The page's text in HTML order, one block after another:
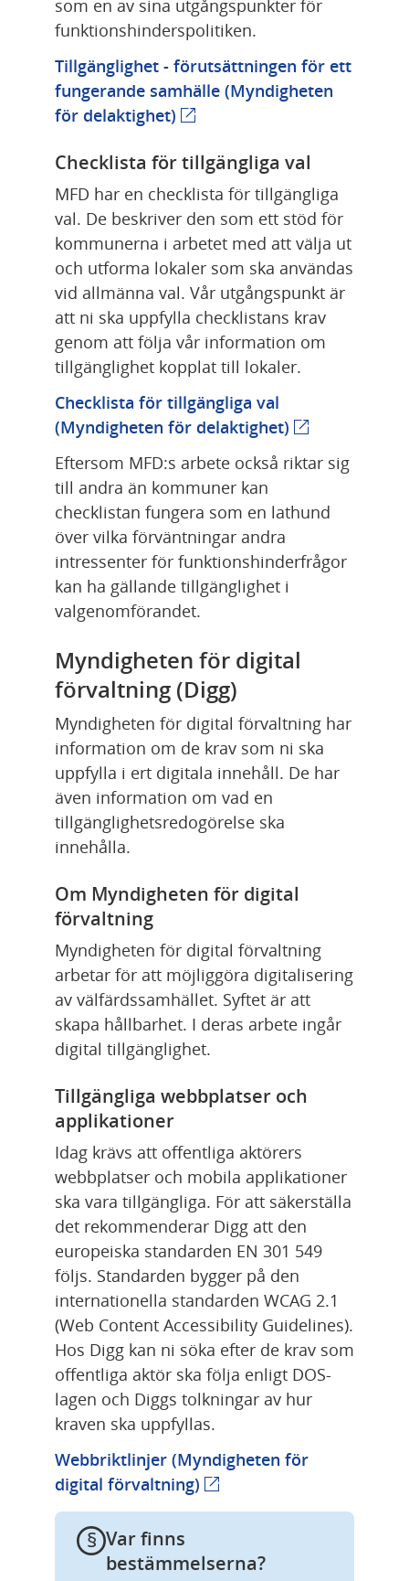
som en av sina utgångspunkter för
funktionshinderspolitiken.
Tillgänglighet - förutsättningen för ett
fungerande samhälle (Myndigheten
för delaktighet) Länk till annan webbplats.
Checklista för tillgängliga val
MFD har en checklista för tillgängliga
val. De beskriver den som ett stöd för
kommunerna i arbetet med att välja ut
och utforma lokaler som ska användas
vid allmänna val. Vår utgångspunkt är
att ni ska uppfylla checklistans krav
genom att följa vår information om
tillgänglighet kopplat till lokaler.
Checklista för tillgängliga val
(Myndigheten för delaktighet) Länk till
Eftersom MFD:s arbete också riktar sig
till andra än kommuner kan
checklistan fungera som en lathund
över vilka förväntningar andra
intressenter för funktionshinderfrågor
kan ha gällande tillgänglighet i
valgenomförandet.
Myndigheten för digital
förvaltning (Digg)
Myndigheten för digital förvaltning har
information om de krav som ni ska
uppfylla i ert digitala innehåll. De har
även information om vad en
tillgänglighetsredogörelse ska
innehålla.
Om Myndigheten för digital
förvaltning
Myndigheten för digital förvaltning
arbetar för att möjliggöra digitalisering
av välfärdssamhället. Syftet är att
skapa hållbarhet. I deras arbete ingår
digital tillgänglighet.
Tillgängliga webbplatser och
applikationer
Idag krävs att offentliga aktörers
webbplatser och mobila applikationer
ska vara tillgängliga. För att säkerställa
det rekommenderar Digg att den
europeiska standarden EN 301 549
följs. Standarden bygger på den
internationella standarden WCAG 2.1
(Web Content Accessibility Guidelines).
Hos Digg kan ni söka efter de krav som
offentliga aktör ska följa enligt DOS-
lagen och Diggs tolkningar av hur
kraven ska uppfyllas.
Webbriktlinjer (Myndigheten för
digital förvaltning) Länk till annan webbplats.
Var finns
bestämmelserna?